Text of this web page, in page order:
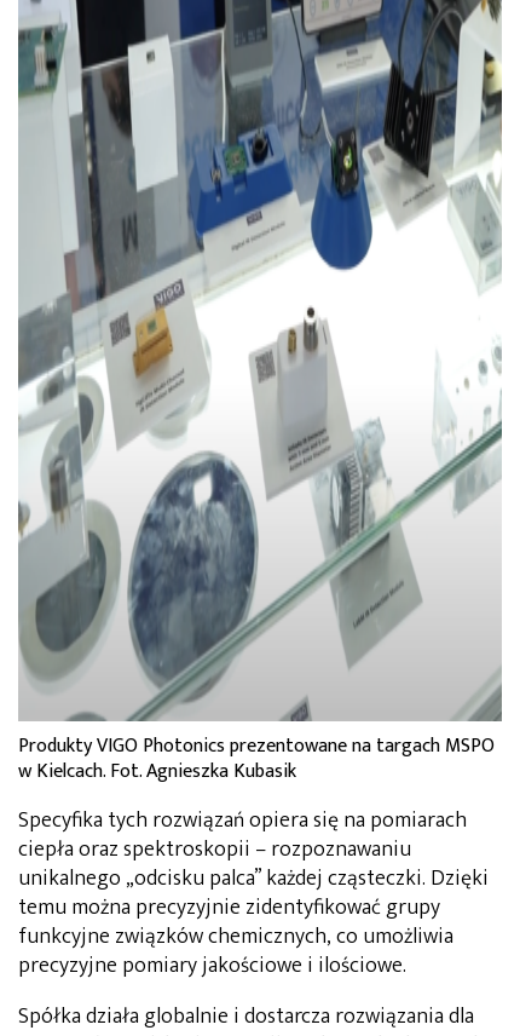
Produkty VIGO Photonics prezentowane na targach MSPO
w Kielcach. Fot. Agnieszka Kubasik
Specyfika tych rozwiązań opiera się na pomiarach
ciepła oraz spektroskopii – rozpoznawaniu
unikalnego „odcisku palca” każdej cząsteczki. Dzięki
temu można precyzyjnie zidentyfikować grupy
funkcyjne związków chemicznych, co umożliwia
precyzyjne pomiary jakościowe i ilościowe.
Spółka działa globalnie i dostarcza rozwiązania dla